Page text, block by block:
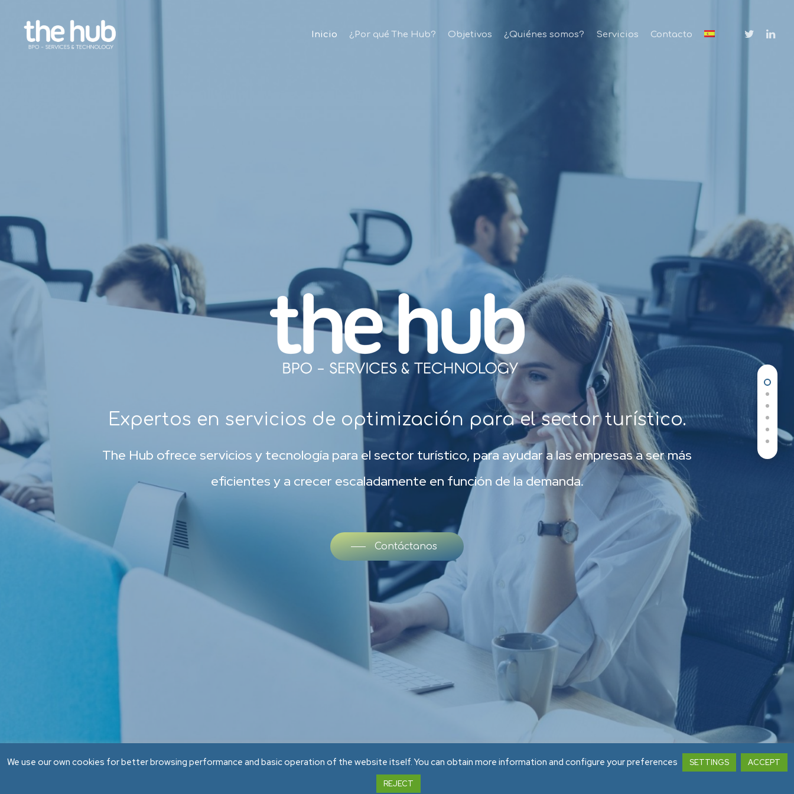
Inicio ¿Por qué The Hub? Objetivos ¿Quiénes somos? Servicios Contacto
Expertos en servicios de optimización para el sector turístico.
The Hub ofrece servicios y tecnología para el sector turístico, para ayudar a las empresas a ser más
eficientes y a crecer escaladamente en función de la demanda.
Contáctanos
We use our own cookies for better browsing performance and basic operation of the website itself. You can obtain more information and configure your preferences SETTINGS ACCEPT
REJECT